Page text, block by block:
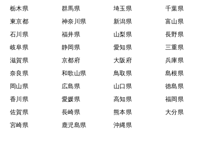
栃木県
群馬県 埼玉県
千葉県
東京都
神奈川県 新潟県
富山県
石川県
福井県 山梨県
長野県
岐阜県
静岡県 愛知県
三重県
滋賀県
京都府 大阪府
兵庫県
奈良県
和歌山県 鳥取県
島根県
岡山県
広島県 山口県
徳島県
香川県
愛媛県 高知県
福岡県
佐賀県
長崎県 熊本県
大分県
宮崎県
鹿児島県 沖縄県